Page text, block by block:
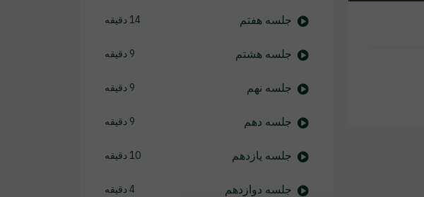
جلسه هفتم 14 دقیقه
جلسه هشتم 9 دقیقه
جلسه نهم 9 دقیقه
جلسه دهم 9 دقیقه
جلسه یازدهم 10 دقیقه
جلسه دوازدهم 4 دقیقه